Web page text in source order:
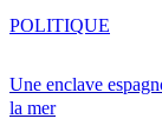
Une enclave
la mer
POLITIQUE